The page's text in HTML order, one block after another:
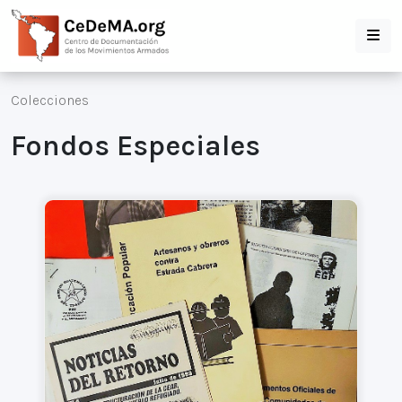
Colecciones
Fondos Especiales